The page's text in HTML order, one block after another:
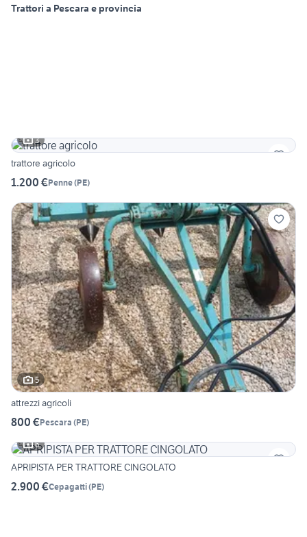
Trattori a Pescara e provincia
3
trattore agricolo
1.200 €Penne(PE)
5
attrezzi agricoli
800 €Pescara (PE)
6
APRIPISTA PER TRATTORE CINGOLATO
2.900 €Cepagatti(PE)